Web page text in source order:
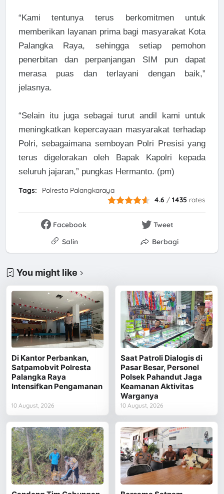
“Kami tentunya terus berkomitmen untuk
memberikan layanan prima bagi masyarakat Kota
Palangka Raya, sehingga setiap pemohon
penerbitan dan perpanjangan SIM pun dapat
merasa puas dan terlayani dengan baik,”
jelasnya.
“Selain itu juga sebagai turut andil kami untuk
meningkatkan kepercayaan masyarakat terhadap
Polri, sebagaimana semboyan Polri Presisi yang
terus digelorakan oleh Bapak Kapolri kepada
seluruh jajaran,” pungkas Hermanto. (pm)
Tags:
Polresta Palangkaraya
4.6 /1435 rates
Facebook
Tweet
Salin
Berbagi
You might like
Di Kantor Perbankan,
Satpamobvit Polresta
Palangka Raya
Intensifkan Pengamanan
10 August, 2026
Saat Patroli Dialogis di
Pasar Besar, Personel
Polsek Pahandut Jaga
Keamanan Aktivitas
Warganya
10 August, 2026